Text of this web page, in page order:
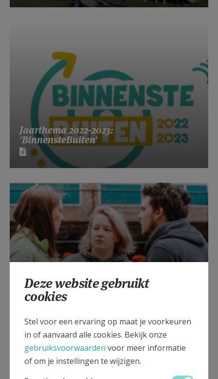
Jaarthema 2022-2023:
'BinnensteBuiten'
Pesten is helemaal niet stoer! Doe de
pesttest
Deze website gebruikt
cookies
Stel voor een ervaring op maat je voorkeuren
in of aanvaard alle cookies. Bekijk onze
gebruiksvoorwaarden voor meer informatie
of om je instellingen te wijzigen.